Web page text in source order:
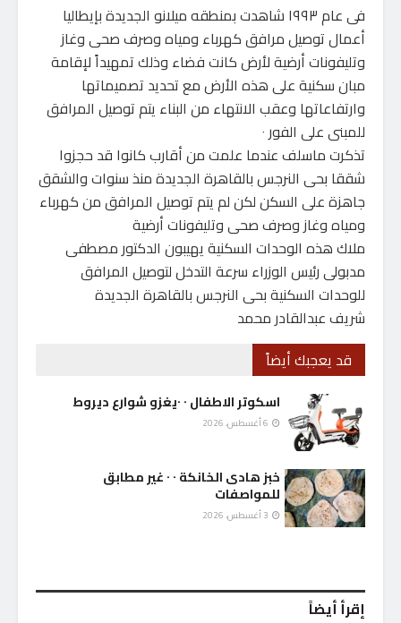
فى عام ١٩٩٣ شاهدت بمنطقه ميلانو الجديدة بإيطاليا
أعمال توصيل مرافق كهرباء ومياه وصرف صحى وغاز
وتليفونات أرضية لأرض كانت فضاء وذلك تمهيداً لإقامة
مبان سكنية على هذه الأرض مع تحديد تصميماتها
وارتفاعاتها وعقب الانتهاء من البناء يتم توصيل المرافق
للمبنى على الفور ٠
تذكرت ماسلف عندما علمت من أقارب كانوا قد حجزوا
شققا بحى النرجس بالقاهرة الجديدة منذ سنوات والشقق
جاهزة على السكن لكن لم يتم توصيل المرافق من كهرباء
ومياه وغاز وصرف صحى وتليفونات أرضية
ملاك هذه الوحدات السكنية يهيبون الدكتور مصطفى
مدبولى رئيس الوزراء سرعة التدخل لتوصيل المرافق
للوحدات السكنية بحى النرجس بالقاهرة الجديدة
شريف عبدالقادر محمد
قد يعجبك أيضاً
اسكوتر الاطفال ٠ ٠يغزو شوارع ديروط
خبز هادى الخانكة ٠ ٠ غير مطابق
للمواصفات
إقرأ أيضاً